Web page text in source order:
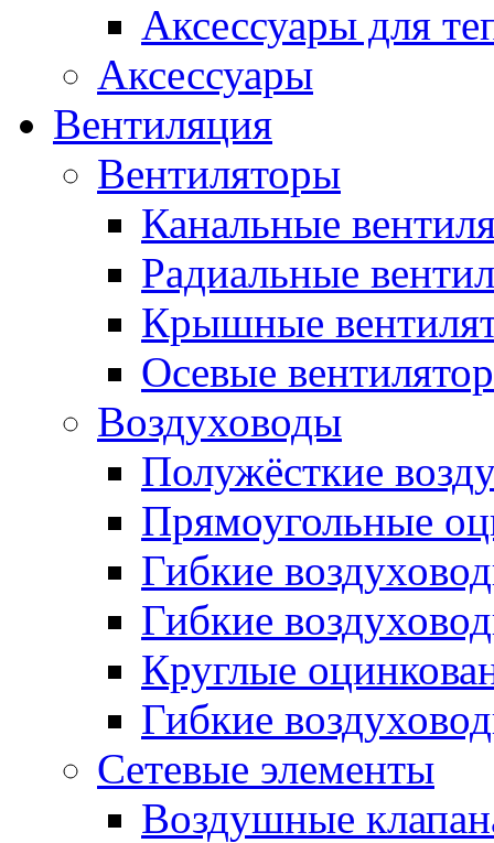
Аксессуары для
Аксессуары
Вентиляция
Вентиляторы
Канальные
Радиальные
Крышные
Осевые
Воздуховоды
Полужёсткие
Прямоугольные
Гибкие
Гибкие
Круглые
Гибкие
Сетевые элементы
Воздушные